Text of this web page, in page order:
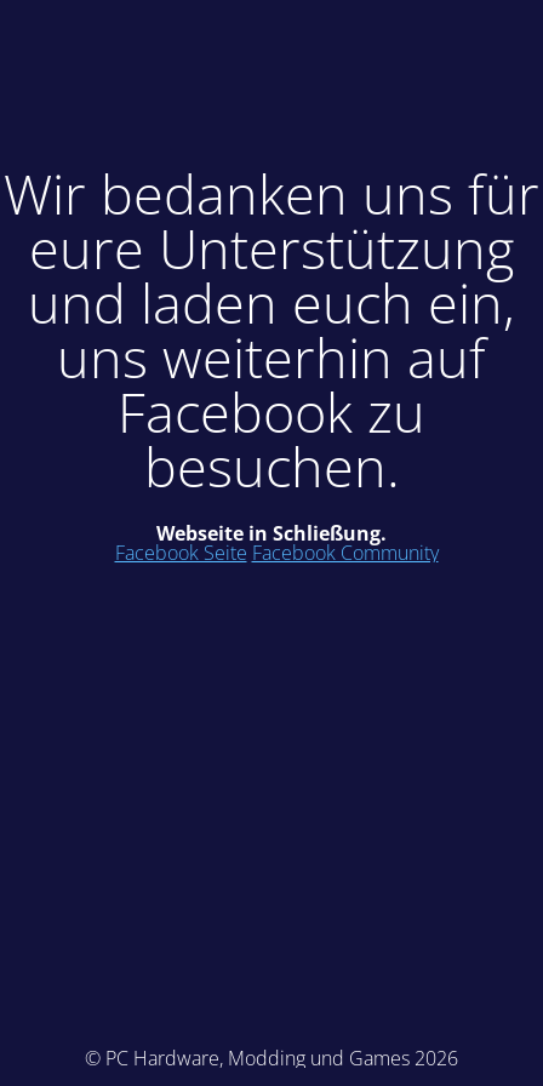
Wir bedanken uns für
eure Unterstützung
und laden euch ein,
uns weiterhin auf
Facebook zu
besuchen.
Webseite in Schließung.
Facebook Seite Facebook Community
© PC Hardware, Modding und Games 2026